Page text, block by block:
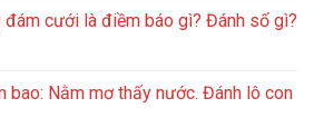
đám cưới là điềm báo gì? Đánh số gì?
bao: Nằm mơ thấy nước. Đánh lô con